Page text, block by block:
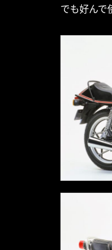
でも好んで